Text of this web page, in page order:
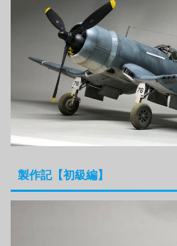
製作記【初級編】